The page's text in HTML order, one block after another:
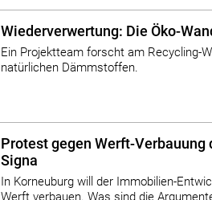
Wiederverwertung: Die Öko-
Ein Projektteam forscht am Recycling-
natürlichen Dämmstoffen.
Protest gegen Werft-Verbauung
Signa
In Korneuburg will der Immobilien-
Werft verbauen. Was sind die